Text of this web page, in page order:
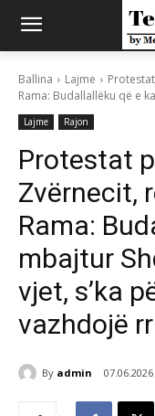
Ballina Lajme
Rama: Budallallëku që e
Lajme Rajon
Protestat
Zvërnecit,
Rama:
mbajtur
vjet, s’ka
vazhdojë
By admin 07.06.2026